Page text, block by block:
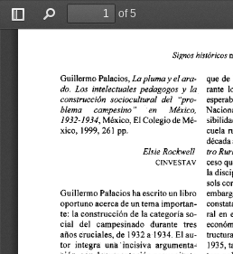
Toggle
Find
of 5
Sixnos históricos
Guillermo Palacios, Lapluma y el ara-
do.
Los intelectuales pedagogos y la
construcción  sociocultural del 'pro-
blema
cawpesino" en
México,
1932-1934, México, El Colegio de Mé-
xico,
1999, 26 1 pp.
Elsie Rockwell
CINVESTAV
Guillermo Palacios haescrito un libro
oportuno acerca de un tema importan-
te: la construcción de la categoría so-
cial
del campesinado durante  tres
años cruciales, de 1932 a 1934. El au-
tor integra un8 incisiva argumenta-
que de
rante
cuela
década
tro
ceso
la
sols
ral en
1935,